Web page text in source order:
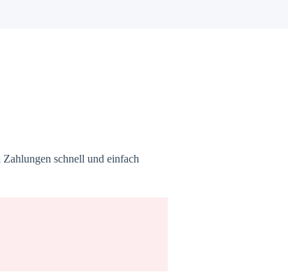
schnell und einfach